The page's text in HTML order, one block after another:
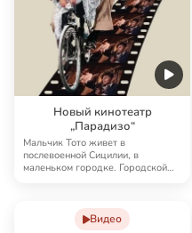
Новый кинотеатр
„Парадизо“
Мальчик Тото живет в
послевоенной Сицилии, в
маленьком городке. Городской
Видео